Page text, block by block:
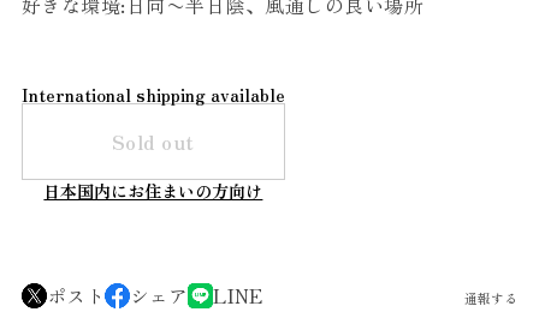
International shipping available
Sold out
日本国内にお住まいの方向け
ポスト シェア LINE 通報する